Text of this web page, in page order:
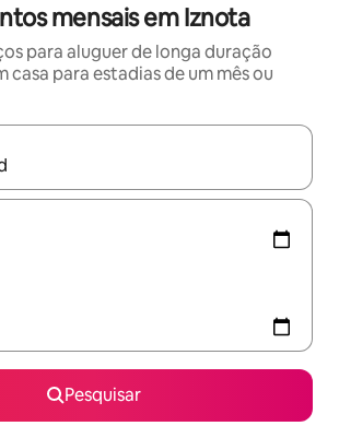
mensais em Iznota
para aluguer de longa duração
casa para estadias de um mês ou
estiverem disponíveis, navegue com
Pesquisar